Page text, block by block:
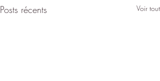
Posts récents Voir tout